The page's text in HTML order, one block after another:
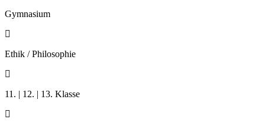
Gymnasium

Ethik / Philosophie

11. | 12. | 13. Klasse
